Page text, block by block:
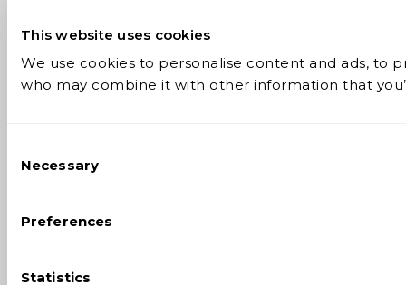
This website uses cookies
We use cookies to personalise content and ads, to
who may combine it with other information that
Selection
Necessary
Preferences
Statistics